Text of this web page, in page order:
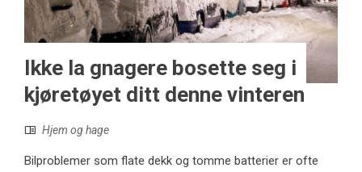
Ikke la gnagere bosette seg i
kjøretøyet ditt denne vinteren
Hjem og hage
Bilproblemer som flate dekk og tomme batterier er ofte